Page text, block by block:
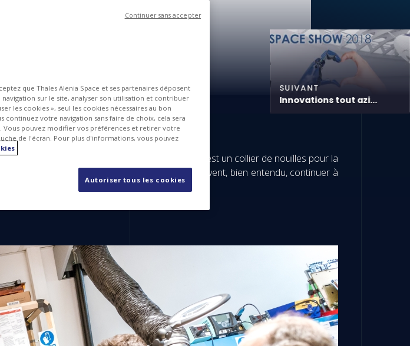
SUIVANT
Innovations tout azi...
créative que vous ayez faite dans votre vie, c’est un collier de nouilles pour la
de Vinci et autres Thomas Edison peuvent, bien entendu, continuer à
que Thales Alenia Space et ses partenaires déposent
sur le site, analyser son utilisation et contribuer
les cookies », seul les cookies nécessaires au bon
votre navigation sans faire de choix, cela sera
pouvez modifier vos préférences et retirer votre
de l'écran. Pour plus d'informations, vous pouvez
Autoriser tous les cookies
Continuer sans accepter